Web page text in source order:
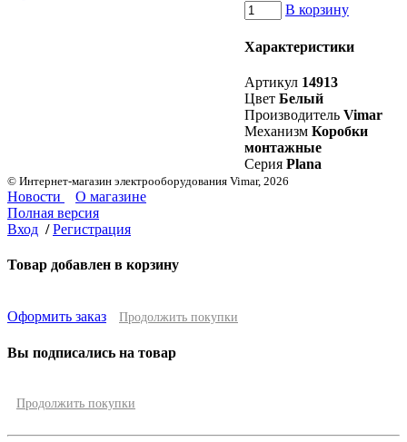
В корзину
Характеристики
Артикул 14913
Цвет Белый
Производитель Vimar
Механизм Коробки
монтажные
Серия Plana
© Интернет-магазин электрооборудования Vimar, 2026
Новости
О магазине
Полная версия
Вход / Регистрация
Товар добавлен в корзину
Оформить заказ Продолжить покупки
Вы подписались на товар
Продолжить покупки